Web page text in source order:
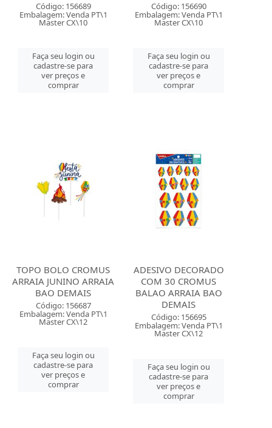
Código: 156689
Embalagem: Venda PT\1
Master CX\10
Faça seu login ou
cadastre-se para
ver preços e
comprar
Código: 156690
Embalagem: Venda PT\1
Master CX\10
Faça seu login ou
cadastre-se para
ver preços e
comprar
TOPO BOLO CROMUS
ARRAIA JUNINO ARRAIA
BAO DEMAIS
Código: 156687
Embalagem: Venda PT\1
Master CX\12
Faça seu login ou
cadastre-se para
ver preços e
comprar
ADESIVO DECORADO
COM 30 CROMUS
BALAO ARRAIA BAO
DEMAIS
Código: 156695
Embalagem: Venda PT\1
Master CX\12
Faça seu login ou
cadastre-se para
ver preços e
comprar